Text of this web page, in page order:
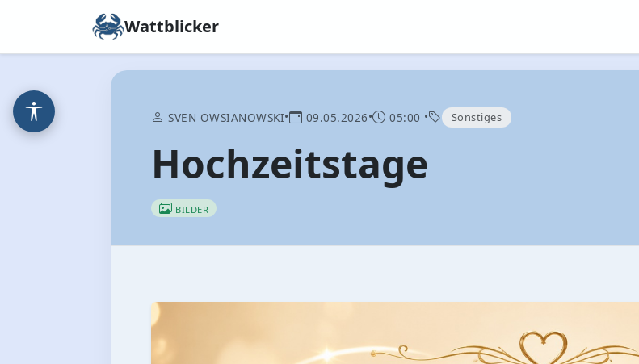
Wattblicker
SVEN OWSIANOWSKI• 09.05.2026• 05:00 • Sonstiges
Hochzeitstage
BILDER